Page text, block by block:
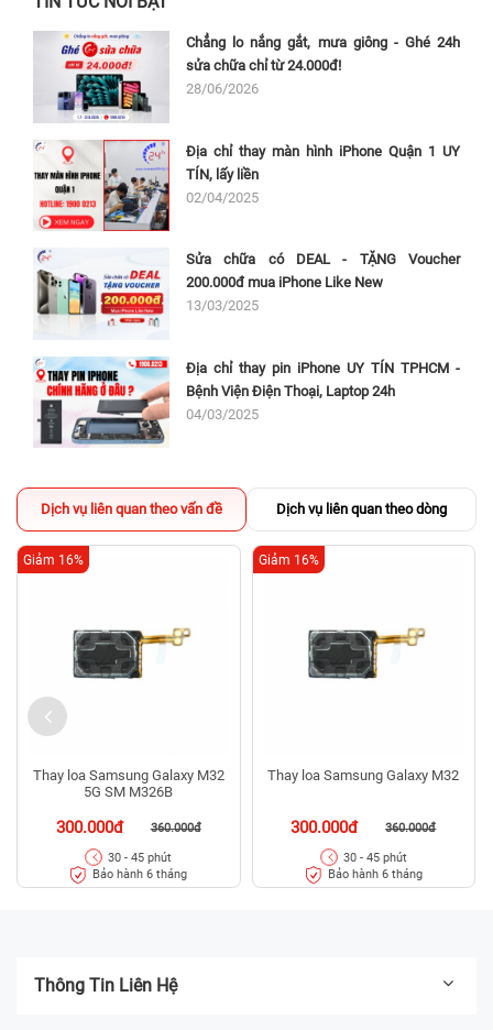
Chẳng lo nắng gắt, mưa giông - Ghé 24h
sửa chữa chỉ từ 24.000đ!
28/06/2026
Địa chỉ thay màn hình iPhone Quận 1 UY
TÍN, lấy liền
02/04/2025
Sửa chữa có DEAL - TẶNG Voucher
200.000đ mua iPhone Like New
13/03/2025
Địa chỉ thay pin iPhone UY TÍN TPHCM -
Bệnh Viện Điện Thoại, Laptop 24h
04/03/2025
Dịch vụ liên quan theo vấn đề Dịch vụ liên quan theo dòng
Thay loa Samsung Galaxy M32
5G SM M326B
300.000đ 360.000đ
Giảm 16%
30 - 45 phút
Bảo hành 6 tháng
Thay loa Samsung Galaxy M32
300.000đ 360.000đ
Giảm 16%
30 - 45 phút
Bảo hành 6 tháng
Thông Tin Liên Hệ